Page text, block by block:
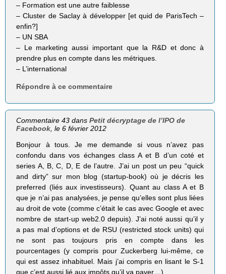
– Formation est une autre faiblesse
– Cluster de Saclay à développer [et quid de ParisTech –
enfin?]
– UN SBA
– Le marketing aussi important que la R&D et donc à
prendre plus en compte dans les métriques.
– L’international
Répondre à ce commentaire
Commentaire 43 dansPetit décryptage de l’IPO de
Facebook , le 6 février 2012
Bonjour à tous. Je me demande si vous n’avez pas
confondu dans vos échanges class A et B d’un coté et
series A, B, C, D, E de l’autre. J’ai un post un peu “quick
and dirty” sur mon blog (startup-book) où je décris les
preferred (liés aux investisseurs). Quant au class A et B
que je n’ai pas analysées, je pense qu’elles sont plus liées
au droit de vote (comme c’était le cas avec Google et avec
nombre de start-up web2.0 depuis). J’ai noté aussi qu’il y
a pas mal d’options et de RSU (restricted stock units) qui
ne sont pas toujours pris en compte dans les
pourcentages (y compris pour Zuckerberg lui-même, ce
qui est assez inhabituel. Mais j’ai compris en lisant le S-1
que c’est aussi lié aux impôts qu’il va payer…)